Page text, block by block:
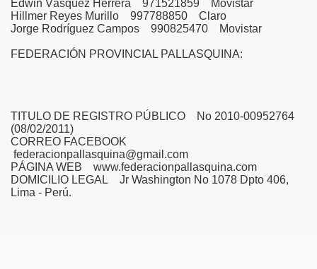
Edwin Vásquez Herrera 971521859 Movistar
Hillmer Reyes Murillo 997788850 Claro
Jorge Rodríguez Campos 990825470 Movistar
FEDERACIÓN PROVINCIAL PALLASQUINA:
TITULO DE REGISTRO PÚBLICO No 2010-00952764
(08/02/2011)
CORREO FACEBOOK
federacionpallasquina@gmail.com
PÁGINA WEB www.federacionpallasquina.com
DOMICILIO LEGAL Jr Washington No 1078 Dpto 406,
Lima - Perú.